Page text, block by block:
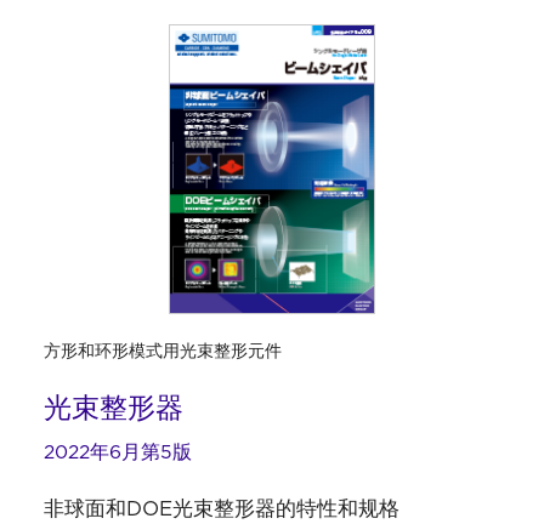
方形和环形模式用光束整形元件
光束整形器
2022年6月第5版
非球面和DOE光束整形器的特性和规格